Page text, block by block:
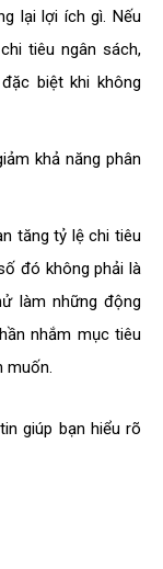
lại lợi ích gì. Nếu
tiêu ngân sách,
biệt khi không
khả năng phân
tăng tỷ lệ chi tiêu
đó không phải là
làm những động
nhắm mục tiêu
muốn.
giúp bạn hiểu rõ